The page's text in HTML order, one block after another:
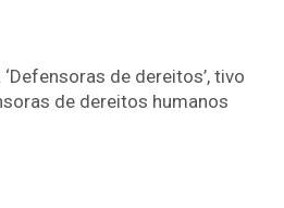
de dereitos’, tivo
de dereitos humanos